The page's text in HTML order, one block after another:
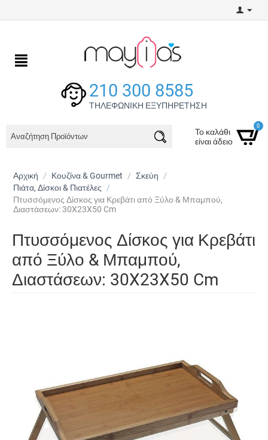
210 300 8585
ΤΗΛΕΦΩΝΙΚΗ ΕΞΥΠΗΡΕΤΗΣΗ
Το καλάθι
είναι άδειο
0
Αρχική / Κουζίνα & Gourmet / Σκεύη
/
Πιάτα, Δίσκοι & Πιατέλες
/
Πτυσσόμενος Δίσκος για Κρεβάτι από Ξύλο & Μπαμπού,
Διαστάσεων: 30X23X50 Cm
Πτυσσόμενος Δίσκος για Κρεβάτι
από Ξύλο & Μπαμπού,
Διαστάσεων: 30X23X50 Cm